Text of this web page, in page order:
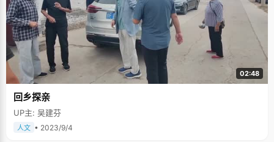
02:48
回乡探亲
UP主: 吴建芬
人文 • 2023/9/4